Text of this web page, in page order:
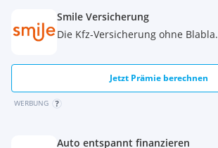
Smile Versicherung
Die Kfz-Versicherung ohne Blabla.
Jetzt Prämie berechnen
WERBUNG
Auto entspannt finanzieren